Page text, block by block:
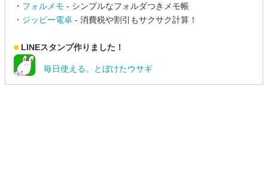
・ フォルメモ - シンプルなフォルダつきメモ帳
・ ジッピー電卓 - 消費税や割引もサクサク計算！
■ LINEスタンプ作りました！
毎日使える。とぼけたウサギ